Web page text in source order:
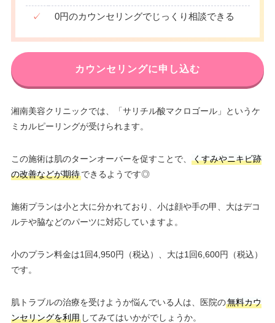
✓ 0円のカウンセリングでじっくり相談できる
カウンセリングに申し込む
湘南美容クリニックでは、「サリチル酸マクロゴール」というケ
ミカルピーリングが受けられます。
この施術は肌のターンオーバーを促すことで、
くすみやニキビ跡
の改善などが期待できるようです◎
施術プランは小と大に分かれており、小は顔や手の甲、大はデコ
ルテや脇などのパーツに対応していますよ。
小のプラン料金は1回4,950円（税込）、大は1回6,600円（税込）
です。
肌トラブルの治療を受けようか悩んでいる人は、医院の無料カウ
ンセリングを利用してみてはいかがでしょうか。